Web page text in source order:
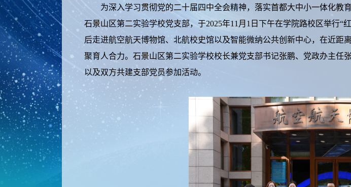
为深入学习贯彻党的二十届四中全会精神，落实首都大中小一体化教
石景山区第二实验学校党支部，于2025年11月1日下午在学院路校区举行“
后走进航空航天博物馆、北航校史馆以及智能微纳公共创新中心，在近
聚育人合力。石景山区第二实验学校校长兼党支部书记张鹏、党政办主任
以及双方共建支部党员参加活动。